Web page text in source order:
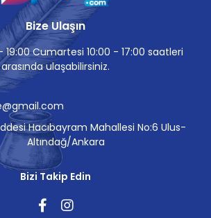
Bize Ulaşın
Cumartesi 10:00 - 17:00 saatleri
arasında ulaşabilirsiniz.
Hacıbayram Mahallesi No:6 Ulus-
Altındağ/Ankara
Bizi Takip Edin